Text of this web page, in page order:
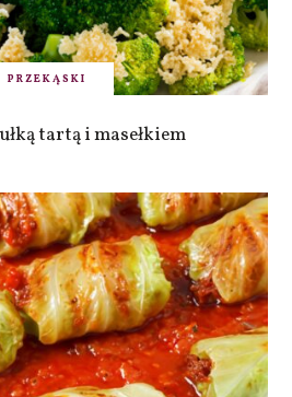
PRZEKĄSKI
tartą i masełkiem